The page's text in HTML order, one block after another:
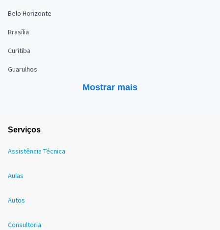
Belo Horizonte
Brasília
Curitiba
Guarulhos
Mostrar mais
Serviços
Assistência Técnica
Aulas
Autos
Consultoria